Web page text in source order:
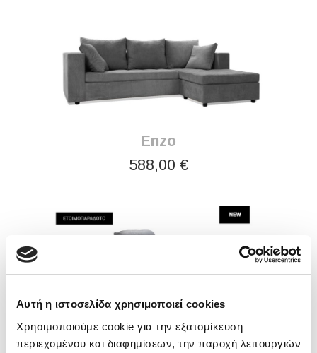
Αυτή η ιστοσελίδα χρησιμοποιεί cookies
Χρησιμοποιούμε cookie για την εξατομίκευση
περιεχομένου και διαφημίσεων, την παροχή λειτουργιών
Enzo
588,00 €